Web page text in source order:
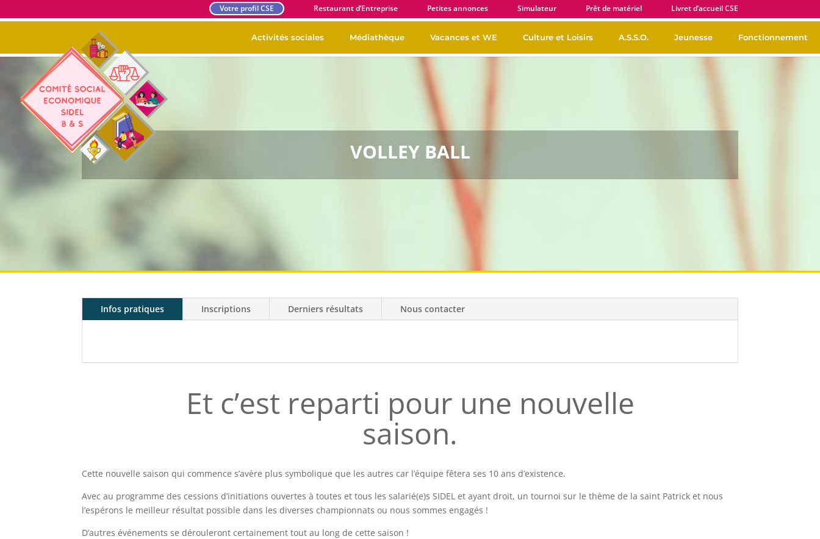
Votre profil CSE Restaurant d’Entreprise Petites annonces Simulateur Prêt de matériel Livret d’accueil CSE
Activités sociales Médiathèque Vacances et WE Culture et Loisirs A.S.S.O. Jeunesse Fonctionnement
VOLLEY BALL
Infos pratiques Inscriptions Derniers résultats Nous contacter
Et c’est reparti pour une nouvelle
saison.
Cette nouvelle saison qui commence s’avère plus symbolique que les autres car l’équipe fêtera ses 10 ans d’existence.
Avec au programme des cessions d’initiations ouvertes à toutes et tous les salarié(e)s SIDEL et ayant droit, un tournoi sur le thème de la saint Patrick et nous
l’espérons le meilleur résultat possible dans les diverses championnats ou nous sommes engagés !
D’autres événements se dérouleront certainement tout au long de cette saison !